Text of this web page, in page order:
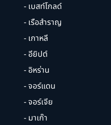
- เบสท์โกลด์
- เรือสำราญ
- เกาหลี
- อียิปต์
- อิหร่าน
- จอร์แดน
- จอร์เจีย
- มาเก๊า